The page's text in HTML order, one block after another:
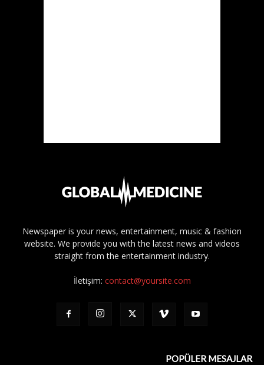
Newspaper is your news, entertainment, music & fashion
website. We provide you with the latest news and videos
straight from the entertainment industry.
İletişim: contact@yoursite.com
POPÜLER MESAJLAR